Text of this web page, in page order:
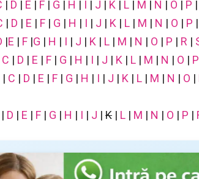
| D | E | F | G | H | I | J | K | L | M | N | O | P |
| D | E | F | G | H | I | J | K | L | M | N | O | P |
|E | F |G | H | I | J | K | L | M | N | O | P | R |
C | D | E | F | G | H | I | J | K | L | M | N | O | P
| C | D | E | F | G | H | I | J | K | L | M | N | O |
| D | E | F | G | H | I | J | K | L | M | N | O | P |